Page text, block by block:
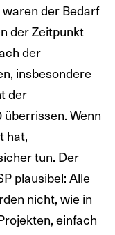
der Bedarf
der Zeitpunkt
der
insbesondere
der
Wenn
hat,
tun. Der
plausibel: Alle
nicht, wie in
einfach